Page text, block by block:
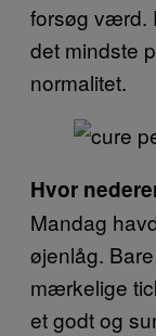
forsøg værd.
det mindste
normalitet.
Hvor
Mandag
øjenlåg.
mærkelige
et godt og